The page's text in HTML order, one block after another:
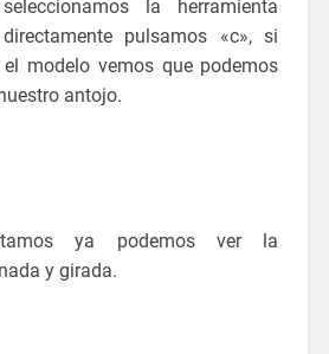
la herramienta
pulsamos «c», si
modelo vemos que podemos
antojo.
ya podemos ver la
y girada.